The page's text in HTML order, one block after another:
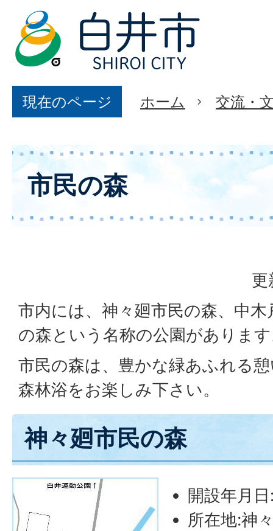
現在のページ ホーム 交流・
市民の森
更
市内には、神々廻市民の森、中
の森という名称の公園がありま
市民の森は、豊かな緑あふれる
森林浴をお楽しみ下さい。
神々廻市民の森
開設年月
所在地:神